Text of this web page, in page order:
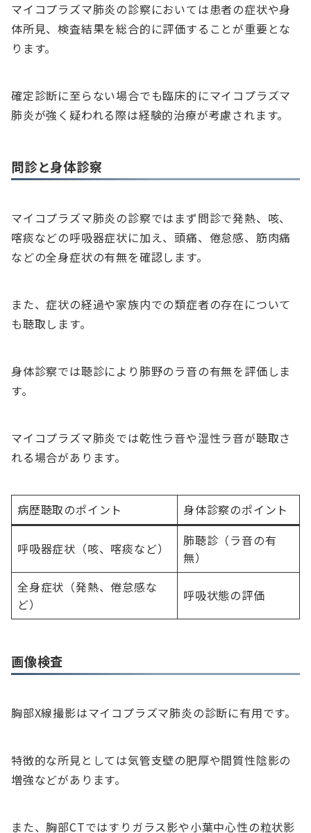
マイコプラズマ肺炎の診察においては患者の症状や身
体所見、検査結果を総合的に評価することが重要とな
ります。
確定診断に至らない場合でも臨床的にマイコプラズマ
肺炎が強く疑われる際は経験的治療が考慮されます。
問診と身体診察
マイコプラズマ肺炎の診察ではまず問診で発熱、咳、
喀痰などの呼吸器症状に加え、頭痛、倦怠感、筋肉痛
などの全身症状の有無を確認します。
また、症状の経過や家族内での類症者の存在について
も聴取します。
身体診察では聴診により肺野のラ音の有無を評価しま
す。
マイコプラズマ肺炎では乾性ラ音や湿性ラ音が聴取さ
れる場合があります。
病歴聴取のポイント 身体診察のポイント
呼吸器症状（咳、喀痰など）
肺聴診（ラ音の有
無）
全身症状（発熱、倦怠感な
ど）
呼吸状態の評価
画像検査
胸部X線撮影はマイコプラズマ肺炎の診断に有用です。
特徴的な所見としては気管支壁の肥厚や間質性陰影の
増強などがあります。
また、胸部CTではすりガラス影や小葉中心性の粒状影